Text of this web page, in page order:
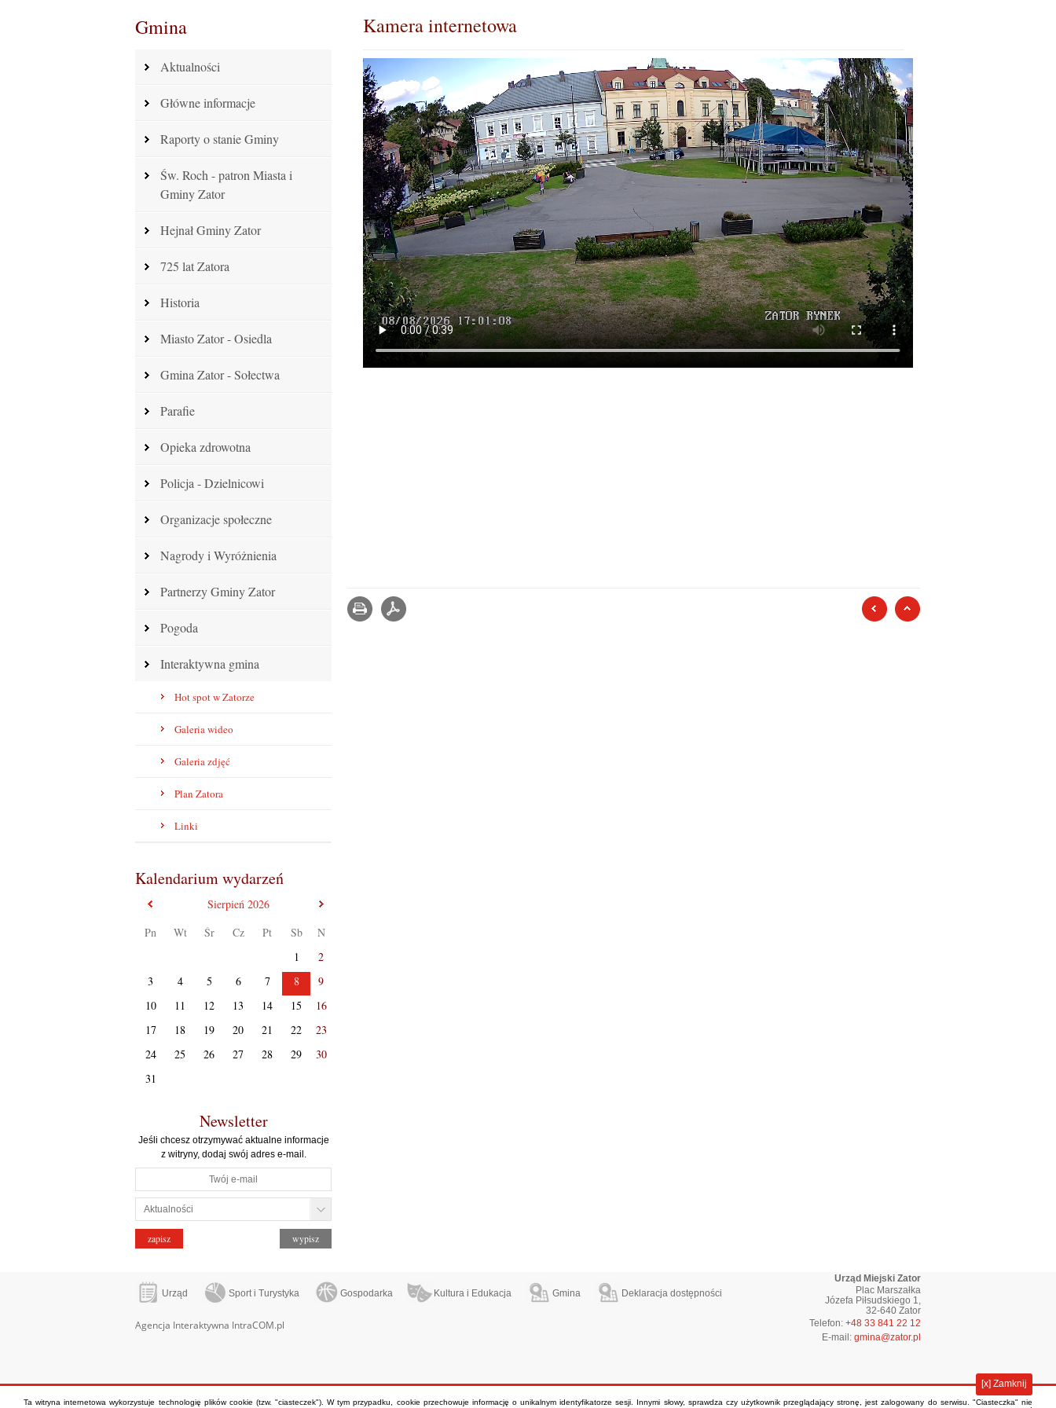
Gmina
Aktualności
Główne informacje
Raporty o stanie Gminy
Św. Roch - patron Miasta i
Gminy Zator
Hejnał Gminy Zator
725 lat Zatora
Historia
Miasto Zator - Osiedla
Gmina Zator - Sołectwa
Parafie
Opieka zdrowotna
Policja - Dzielnicowi
Organizacje społeczne
Nagrody i Wyróżnienia
Partnerzy Gminy Zator
Pogoda
Interaktywna gmina
Hot spot w Zatorze
Galeria wideo
Galeria zdjęć
Plan Zatora
Linki
Kalendarium wydarzeń
poprzedni miesiąc
Sierpień 2026
Pn
Wt Śr Cz Pt Sb
N
1
2
3
4 5 6 7 8
9
10
11 12 13 14 15
16
17
18 19 20 21 22
23
24
25 26 27 28 29
30
31
Newsletter
Jeśli chcesz otrzymywać aktualne informacje
z witryny, dodaj swój adres e-mail.
Kamera internetowa
Drukuj poprzednia strona
Urząd Sport i Turystyka Gospodarka Kultura i Edukacja Gmina Deklaracja dostępności
Agencja Interaktywna IntraCOM.pl
Urząd Miejski Zator
Plac Marszałka
Józefa Piłsudskiego 1,
32-640 Zator
Telefon: +48 33 841 22 12
E-mail: gmina@zator.pl
Ta witryna internetowa wykorzystuje technologię plików cookie (tzw. "ciasteczek"). W tym przypadku, cookie przechowuje informację o unikalnym identyfikatorze sesji. Innymi słowy, sprawdza czy użytkownik przeglądający stronę, jest zalogowany do serwisu. "Ciasteczka" nie
[x] Zamknij